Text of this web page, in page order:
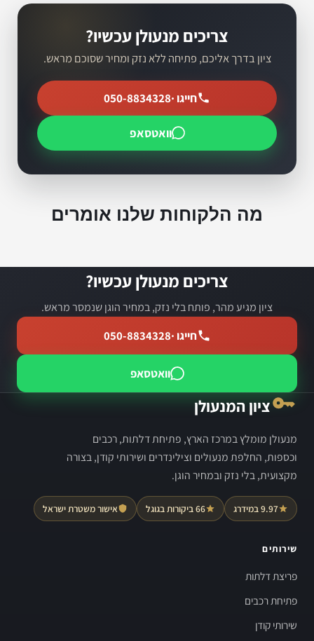
צריכים מנעולן עכשיו?
ציון בדרך אליכם, פתיחה ללא נזק ומחיר שסוכם מראש.
חייגו ·050-8834328
וואטסאפ
מה הלקוחות שלנו אומרים
צריכים מנעולן עכשיו?
ציון מגיע מהר, פותח בלי נזק, במחיר הוגן שנמסר מראש.
חייגו ·050-8834328
וואטסאפ
ציון המנעולן
מנעולן מומלץ במרכז הארץ, פתיחת דלתות, רכבים
וכספות, החלפת מנעולים וצילינדרים ושירותי קודן, בצורה
מקצועית, בלי נזק ובמחיר הוגן.
9.97 במידרג 66 ביקורות בגוגל אישור משטרת ישראל
שירותים
פריצת דלתות
פתיחת רכבים
שירותי קודן